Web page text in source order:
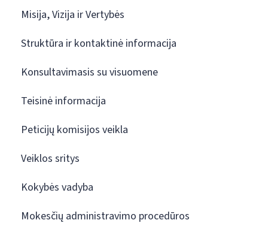
Misija, Vizija ir Vertybės
Struktūra ir kontaktinė informacija
Konsultavimasis su visuomene
Teisinė informacija
Peticijų komisijos veikla
Veiklos sritys
Kokybės vadyba
Mokesčių administravimo procedūros